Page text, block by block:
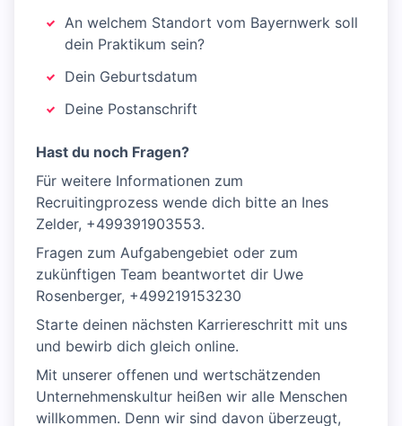
An welchem Standort vom Bayernwerk soll
dein Praktikum sein?
Dein Geburtsdatum
Deine Postanschrift
Hast du noch Fragen?
Für weitere Informationen zum
Recruitingprozess wende dich bitte an Ines
Zelder, +499391903553.
Fragen zum Aufgabengebiet oder zum
zukünftigen Team beantwortet dir Uwe
Rosenberger, +499219153230
Starte deinen nächsten Karriereschritt mit uns
und bewirb dich gleich online.
Mit unserer offenen und wertschätzenden
Unternehmenskultur heißen wir alle Menschen
willkommen. Denn wir sind davon überzeugt,